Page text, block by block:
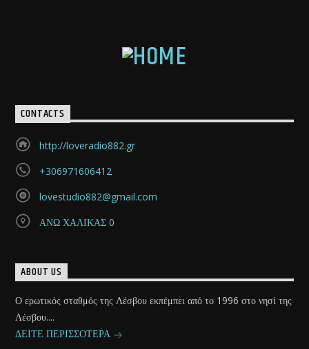
CONTACTS
http://loveradio882.gr
+306971606412
lovestudio882@gmail.com
ΑΝΩ ΧΑΛΙΚΑΣ 0
ABOUT US
Ο ερωτικός σταθμός της Λέσβου εκπέμπει από το 1996 στο νησί της
Λέσβου....
ΔΕΙΤΕ ΠΕΡΙΣΣΟΤΕΡΑ